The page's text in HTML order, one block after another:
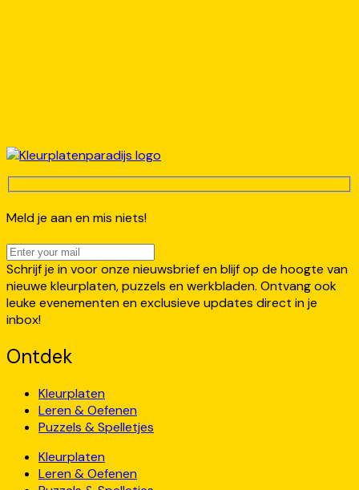
Meld je aan en mis niets!
Schrijf je in voor onze nieuwsbrief en blijf op de hoogte van
nieuwe kleurplaten, puzzels en werkbladen. Ontvang ook
leuke evenementen en exclusieve updates direct in je
inbox!
Ontdek
Kleurplaten
Leren & Oefenen
Puzzels & Spelletjes
Kleurplaten
Leren & Oefenen